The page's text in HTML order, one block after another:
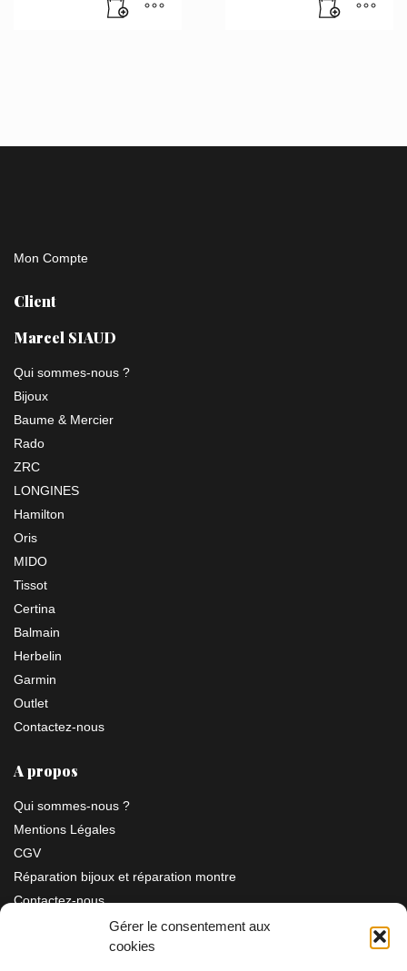
Gérer le consentement aux
cookies
Mon Compte
Client
Marcel SIAUD
Qui sommes-nous ?
Bijoux
Baume & Mercier
Rado
ZRC
LONGINES
Hamilton
Oris
MIDO
Tissot
Certina
Balmain
Herbelin
Garmin
Outlet
Contactez-nous
A propos
Qui sommes-nous ?
Mentions Légales
CGV
Réparation bijoux et réparation montre
Contactez-nous